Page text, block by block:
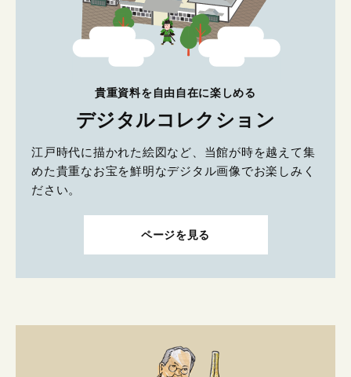
貴重資料を自由自在に楽しめる
デジタルコレクション
江戸時代に描かれた絵図など、当館が時を越えて集
めた貴重なお宝を鮮明なデジタル画像でお楽しみく
ださい。
ページを見る